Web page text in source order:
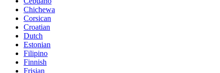
Chichewa
Corsican
Croatian
Dutch
Estonian
Filipino
Finnish
Frisian